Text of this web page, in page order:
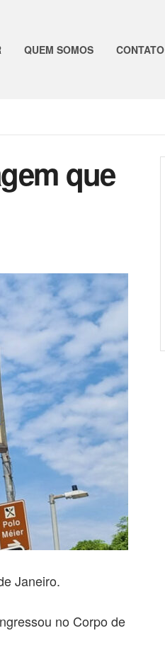
QUEM SOMOS CONTATO
que
Janeiro.
no Corpo de